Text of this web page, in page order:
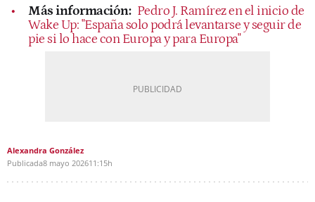
Más información: Pedro J. Ramírez en el inicio de
Wake Up: "España solo podrá levantarse y seguir de
pie si lo hace con Europa y para Europa"
Alexandra González
Publicada8 mayo 202611:15h